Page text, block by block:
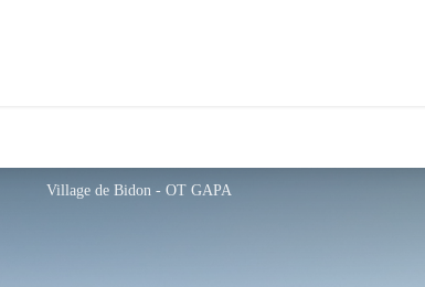
Village de Bidon - OT GAPA